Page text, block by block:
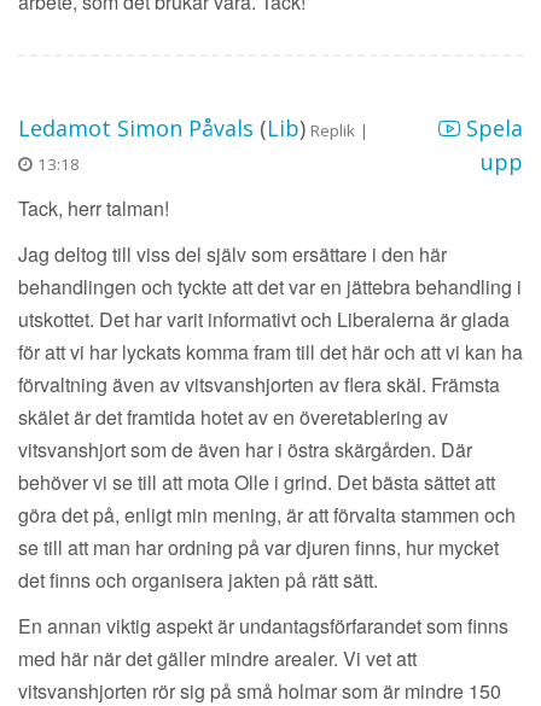
Ledamot Simon Påvals (Lib) Replik |
13:18
Spela
upp
Tack, herr talman!
Jag deltog till viss del själv som ersättare i den här
behandlingen och tyckte att det var en jättebra behandling i
utskottet. Det har varit informativt och Liberalerna är glada
för att vi har lyckats komma fram till det här och att vi kan ha
förvaltning även av vitsvanshjorten av flera skäl. Främsta
skälet är det framtida hotet av en överetablering av
vitsvanshjort som de även har i östra skärgården. Där
behöver vi se till att mota Olle i grind. Det bästa sättet att
göra det på, enligt min mening, är att förvalta stammen och
se till att man har ordning på var djuren finns, hur mycket
det finns och organisera jakten på rätt sätt.
En annan viktig aspekt är undantagsförfarandet som finns
med här när det gäller mindre arealer. Vi vet att
vitsvanshjorten rör sig på små holmar som är mindre 150